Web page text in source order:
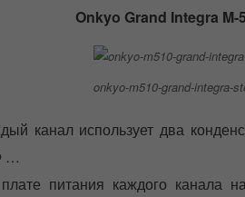
Onkyo Grand Integra
onkyo-m510-grand-integra-
канал использует два
…
питания каждого канала